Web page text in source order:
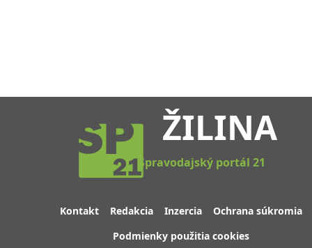
ŽILINA
Spravodajský portál 21
Kontakt Redakcia Inzercia
Ochrana súkromia
Podmienky použitia cookies